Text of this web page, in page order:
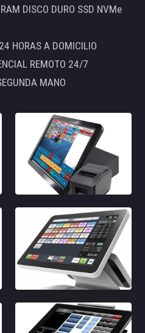
DISCO DURO SSD NVMe
HORAS A DOMICILIO
REMOTO 24/7
MANO